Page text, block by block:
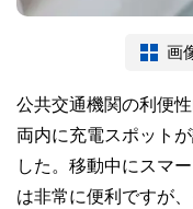
画
公共交通機関の利便
両内に充電スポット
した。移動中にスマ
は非常に便利ですが